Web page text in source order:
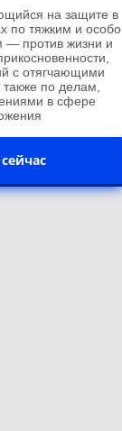
на защите в
по тяжким и особо
— против жизни и
с отягчающими
по делам,
в сфере